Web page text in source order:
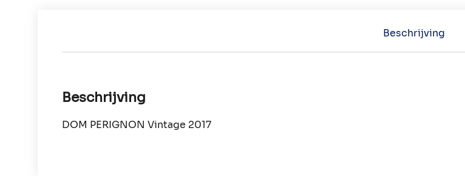
Beschrijving
Beschrijving
DOM PERIGNON Vintage 2017